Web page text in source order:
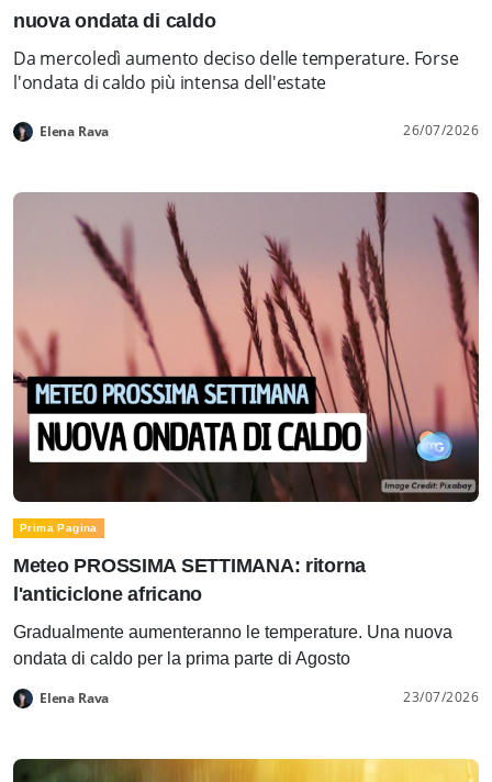
nuova ondata di caldo
Da mercoledì aumento deciso delle temperature. Forse
l'ondata di caldo più intensa dell'estate
Elena Rava 26/07/2026
Prima Pagina
Meteo PROSSIMA SETTIMANA: ritorna
l'anticiclone africano
Gradualmente aumenteranno le temperature. Una nuova
ondata di caldo per la prima parte di Agosto
Elena Rava 23/07/2026